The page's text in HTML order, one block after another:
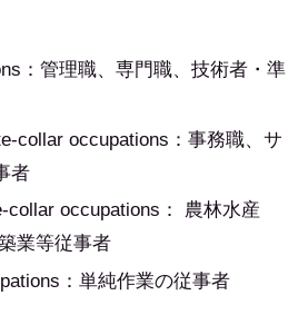
：管理職、専門職、技術者・準
collar occupations：事務職、サ
者
collar occupations： 農林水産
業等従事者
：単純作業の従事者